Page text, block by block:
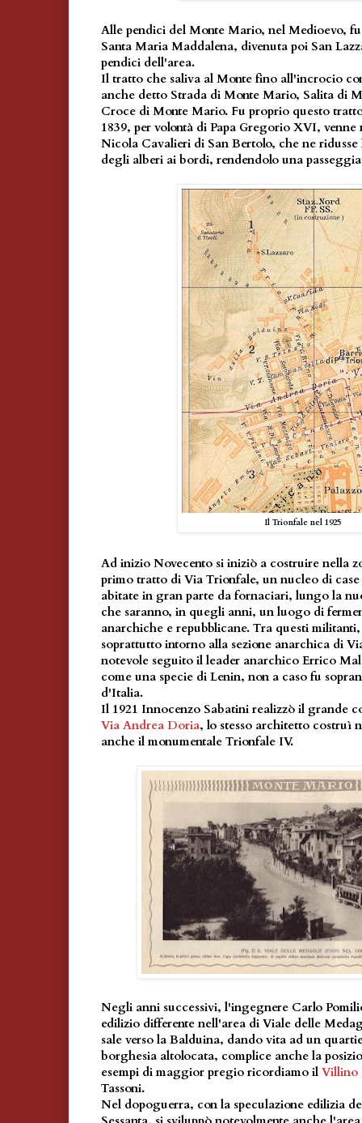
Alle pendici del Monte Mario, nel Medioevo,
Santa Maria Maddalena, divenuta poi San
pendici dell'area.
Il tratto che saliva al Monte fino all'incrocio
anche detto Strada di Monte Mario, Salita di
Croce di Monte Mario. Fu proprio questo
1839, per volontà di Papa Gregorio XVI,
Nicola Cavalieri di San Bertolo, che ne
degli alberi ai bordi, rendendolo una
Il Trionfale nel 1925
Ad inizio Novecento si iniziò a costruire nella
primo tratto di Via Trionfale, un nucleo di
abitate in gran parte da fornaciari, lungo la
che saranno, in quegli anni, un luogo di
anarchiche e repubblicane. Tra questi
soprattutto intorno alla sezione anarchica di
notevole seguito il leader anarchico Errico
come una specie di Lenin, non a caso fu
d'Italia.
Il 1921 Innocenzo Sabatini realizzò il grande
Via Andrea Doria, lo stesso architetto costruì
anche il monumentale Trionfale IV.
Negli anni successivi, l'ingegnere Carlo
edilizio differente nell'area di Viale delle
sale verso la Balduina, dando vita ad un
borghesia altolocata, complice anche la
esempi di maggior pregio ricordiamo il Villino
Tassoni.
Nel dopoguerra, con la speculazione edilizia